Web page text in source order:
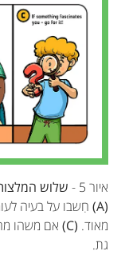
איור 5 -
שלוש
(A)
חִשבו על בעיה
מאוד. (C)
אם משהו
גת.